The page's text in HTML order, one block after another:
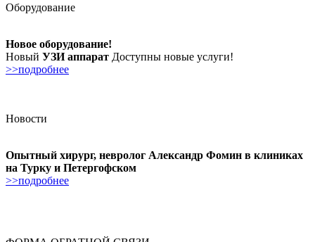
Оборудование
Новое оборудование!
Новый УЗИ аппарат Доступны новые услуги!
>>подробнее
Новости
Опытный хирург, невролог Александр Фомин в клиниках
на Турку и Петергофском
>>подробнее